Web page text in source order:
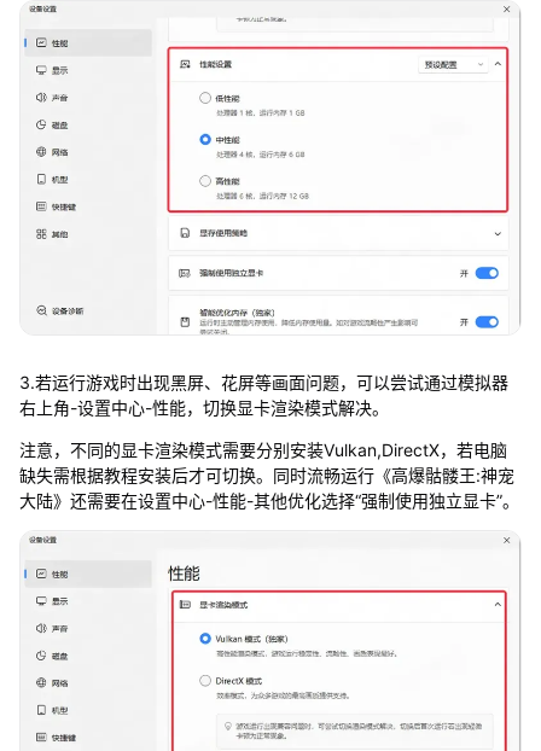
3.若运行游戏时出现黑屏、花屏等画面问题，可以尝试通过模拟器
右上角-设置中心-性能，切换显卡渲染模式解决。
注意，不同的显卡渲染模式需要分别安装Vulkan,DirectX，若电脑
缺失需根据教程安装后才可切换。同时流畅运行《高爆骷髅王:神宠
大陆》还需要在设置中心-性能-其他优化选择“强制使用独立显卡”。